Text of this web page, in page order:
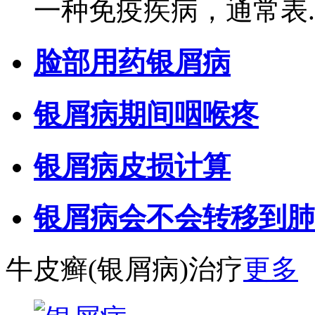
一种免疫疾病，通常表
脸部用药银屑病
银屑病期间咽喉疼
银屑病皮损计算
银屑病会不会转移到
牛皮癣(银屑病)治疗更多